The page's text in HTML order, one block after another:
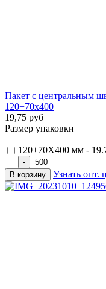
Пакет с центральным
120+70х400
19,75 руб
Размер упаковки
120+70Х400 мм -
Узнать опт.